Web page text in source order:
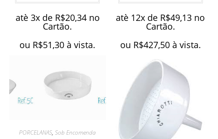
atè 3x de R$20,34 no
Cartão.
ou R$51,30 à vista.
atè 12x de R$49,13 no
Cartão.
ou R$427,50 à vista.
PORCELANAS,Sob Encomenda